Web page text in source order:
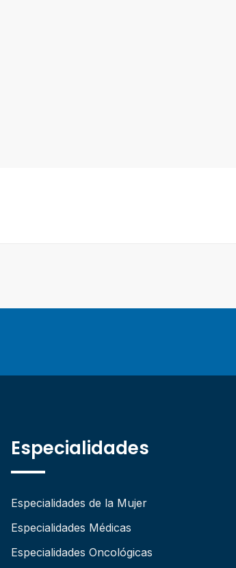
Especialidades
Especialidades de la Mujer
Especialidades Médicas
Especialidades Oncológicas